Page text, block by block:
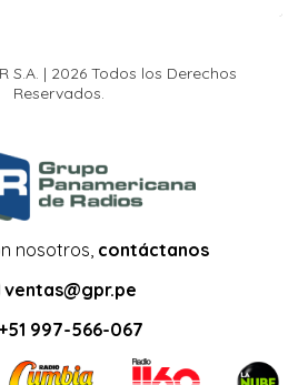
S.A. | 2026 Todos los Derechos
Reservados.
nosotros, contáctanos
ventas@gpr.pe
997-566-067